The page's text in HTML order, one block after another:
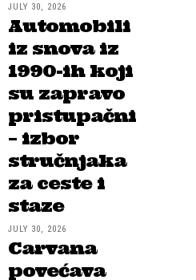
JULY 30, 2026
Automobili
iz snova iz
1990-ih koji
su zapravo
pristupačni
– izbor
stručnjaka
za ceste i
staze
JULY 30, 2026
Carvana
povećava